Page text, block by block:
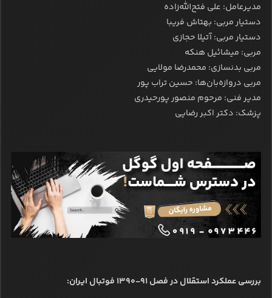
مدیرعامل: علی فتح‌الله‌زاده
دستیار مربی: بهتاش فریبا
دستیار مربی: آتیلا حجازی
مربی: میشائیل هنکه
مربی بدنسازی: محمدرضا مولایی
مربی دروازه‌بان‌ها: حسین تراب پور
مدیر فنی: مرحوم منصور پورحیدری
پزشک: دکتر اکبر رضایی
بررسی عملکرد استقلال در فصل ۹۱-۱۳۹۰ فوتبال ایران: